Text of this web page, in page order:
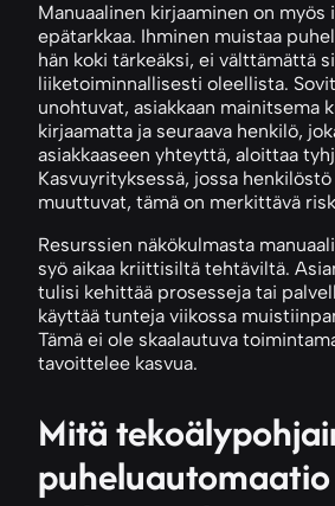
Manuaalinen kirjaaminen on
epätarkkaa. Ihminen muistaa
hän koki tärkeäksi, ei välttämättä
liiketoiminnallisesti oleellista.
unohtuvat, asiakkaan mainitsema
kirjaamatta ja seuraava henkilö,
asiakkaaseen yhteyttä, aloittaa
Kasvuyrityksessä, jossa
muuttuvat, tämä on merkittävä
Resurssien näkökulmasta
syö aikaa kriittisiltä tehtäviltä.
tulisi kehittää prosesseja tai
käyttää tunteja viikossa
Tämä ei ole skaalautuva
tavoittelee kasvua.
Mitä
puheluautomaatio